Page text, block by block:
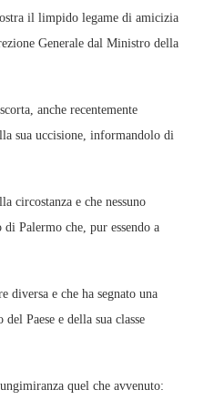
il limpido legame di amicizia
Generale dal Ministro della
anche recentemente
sua uccisione, informandolo di
circostanza e che nessuno
Palermo che, pur essendo a
diversa e che ha segnato una
Paese e della sua classe
quel che avvenuto: